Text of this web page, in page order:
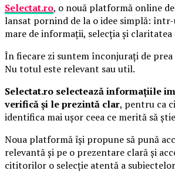
Selectat.ro, o nouă platformă online
lansat pornind de la o idee simplă:
mare de informații, selecția și claritatea
În fiecare zi suntem înconjurați de
Nu totul este relevant sau util.
Selectat.ro selectează informațiile
verifică și le prezintă clar, pentru ca
identifica mai ușor ceea ce merită să
Noua platformă își propune să pună
relevantă și pe o prezentare clară și
cititorilor o selecție atentă a